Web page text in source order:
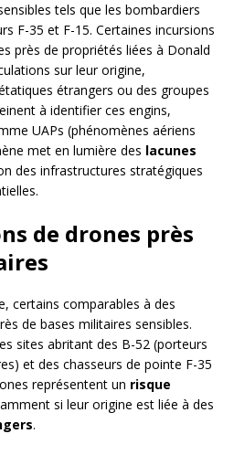
tels que les bombardiers
F-35 et F-15. Certaines incursions
près de propriétés liées à Donald
sur leur origine,
étrangers ou des groupes
à identifier ces engins,
UAPs (phénomènes aériens
met en lumière des lacunes
des infrastructures stratégiques
de drones près
certains comparables à des
de bases militaires sensibles.
sites abritant des B-52 (porteurs
et des chasseurs de pointe F-35
représentent un risque
si leur origine est liée à des
.